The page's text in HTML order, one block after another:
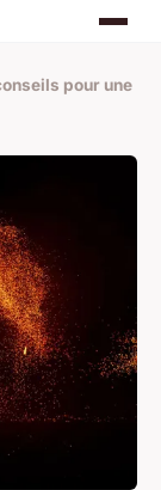
pour une